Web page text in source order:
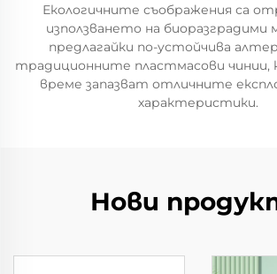
Екологичните съображения са
използването на биоразградими
предлагайки по-устойчива
традиционните пластмасови
време запазват отличните
характеристики.
Нови